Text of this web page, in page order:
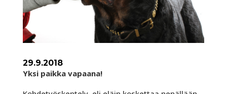
29.9.2018
Yksi paikka vapaana!